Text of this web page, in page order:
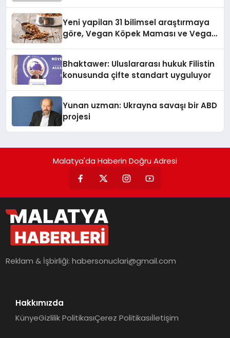
Yeni yapilan 31 bilimsel araştırmaya
göre, Vegan Köpek Maması ve Vegan
Bhaktawer: Uluslararası hukuk Filistin
konusunda çifte standart uyguluyor
Yunan uzman: Ukrayna savaşı bir ABD
projesi
Malatya'da Haberin Doğru Adresi
Reklam & İşbirliği:habersonuclari@gmail.com
Hakkımızda
KünyeGizlilik PolitikasıÇerez Politikasıİletişim